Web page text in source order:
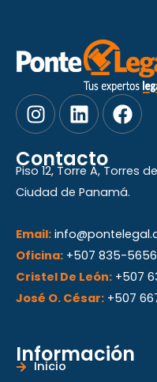
I
n
s
t
a
g
a
m
L
i
n
k
e
d
n
F
a
c
e
b
o
o
k
Contacto
Piso 12, Torre A, Torres
Ciudad de Panamá.
Email:
Oficina: +507 835-5656
Cristel De León: +507
José O. César: +507
Información
Inicio